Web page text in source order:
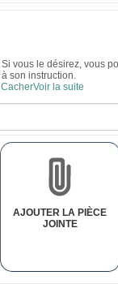
Si vous le désirez, vous
à son instruction.
CacherVoir la suite
AJOUTER LA PIÈCE
JOINTE